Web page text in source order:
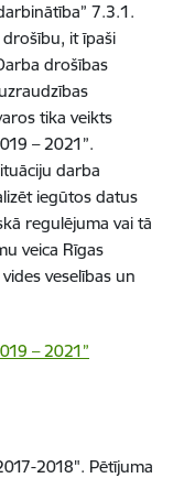
7.3.1.
it īpaši
drošības
tika veikts
– 2021”.
darba
iegūtos datus
regulējuma vai tā
veica Rīgas
veselības un
– 2021”
2018". Pētījuma